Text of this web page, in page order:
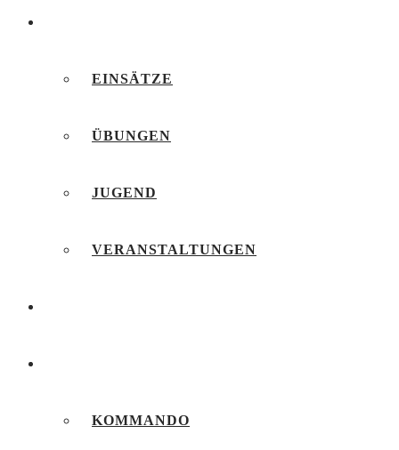
EINSÄTZE
ÜBUNGEN
JUGEND
VERANSTALTUNGEN
KOMMANDO